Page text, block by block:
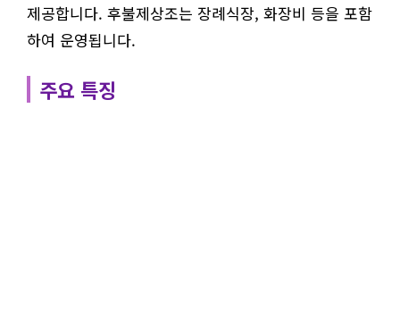
제공합니다. 후불제상조는 장례식장, 화장비 등을 포함
하여 운영됩니다.
주요 특징